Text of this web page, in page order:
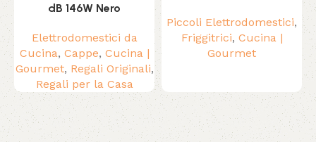
dB 146W Nero
Elettrodomestici da
Cucina, Cappe, Cucina |
Gourmet, Regali Originali,
Regali per la Casa
Piccoli Elettrodomestici,
Friggitrici, Cucina |
Gourmet
Read More